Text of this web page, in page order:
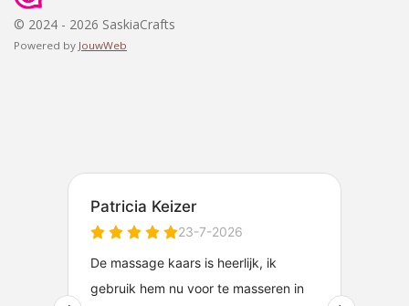
© 2024 - 2026 SaskiaCrafts
Powered by JouwWeb